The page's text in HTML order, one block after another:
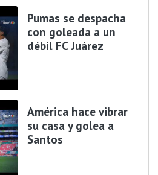
Pumas se despacha
con goleada a un
débil FC Juárez
América hace vibrar
su casa y golea a
Santos